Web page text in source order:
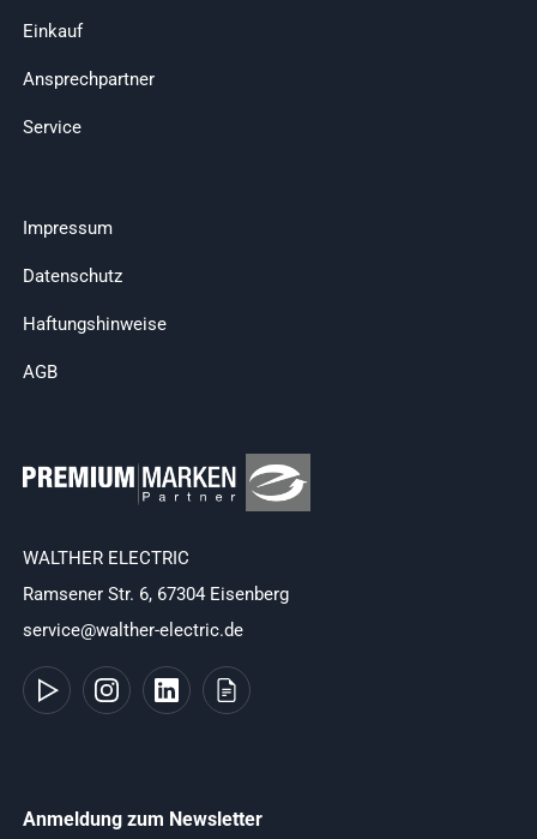
Einkauf
Ansprechpartner
Service
Impressum
Datenschutz
Haftungshinweise
AGB
WALTHER ELECTRIC
Ramsener Str. 6, 67304 Eisenberg
service@walther-electric.de
Anmeldung zum Newsletter